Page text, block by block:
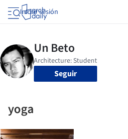
Iniciar sesión
Seguir
yoga